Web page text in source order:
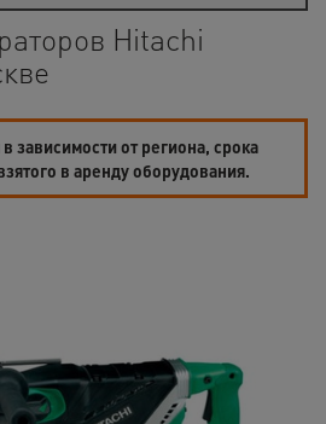
Hitachi
зависимости от региона, срока
в аренду оборудования.